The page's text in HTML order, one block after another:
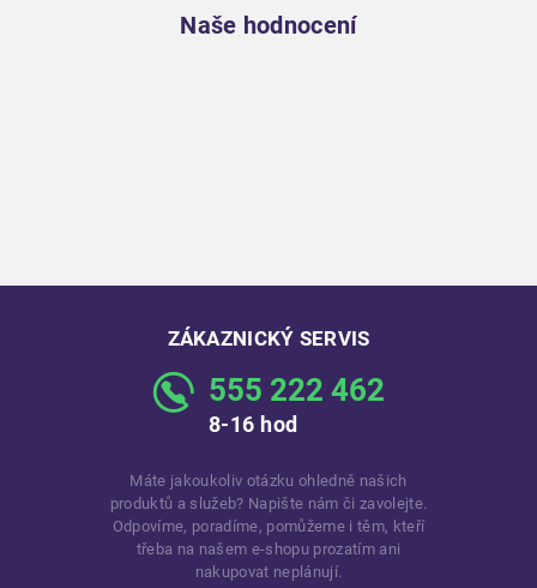
Naše hodnocení
ZÁKAZNICKÝ SERVIS
555 222 462
8-16 hod
Máte jakoukoliv otázku ohledně našich
produktů a služeb? Napište nám či zavolejte.
Odpovíme, poradíme, pomůžeme i těm, kteří
třeba na našem e-shopu prozatím ani
nakupovat neplánují.